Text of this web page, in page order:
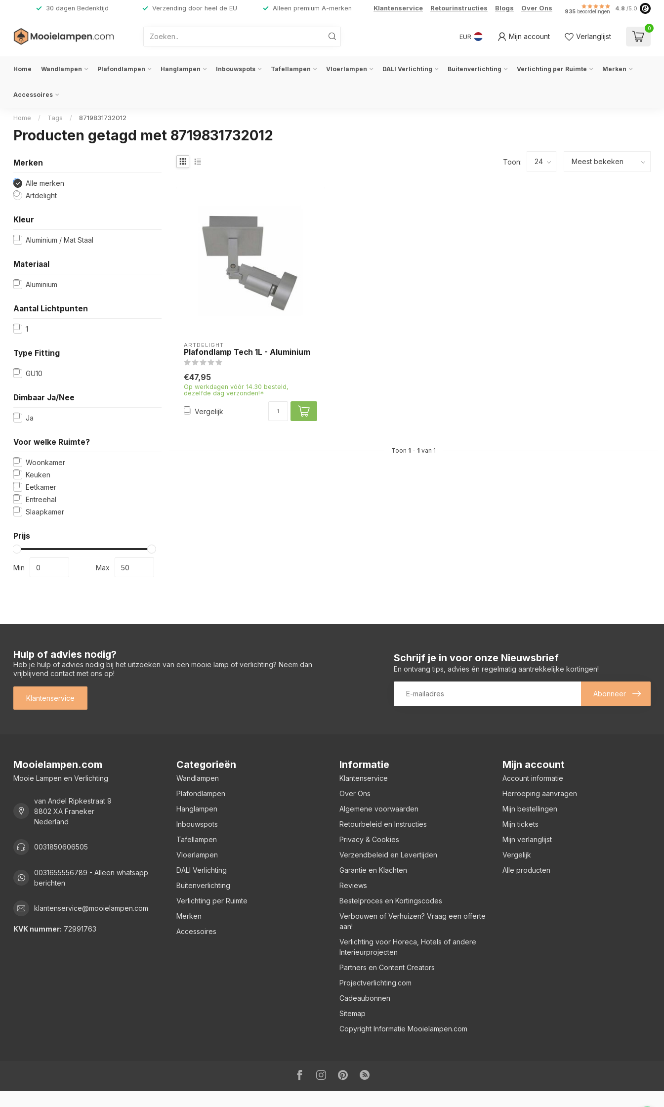
30 dagen Bedenktijd Verzending door heel de EU Alleen premium A-merken Klantenservice Retourinstructies Blogs Over Ons 935 beoordelingen 4.8 /5.0
EUR Mijn account Verlanglijst
0
Home Wandlampen Plafondlampen Hanglampen Inbouwspots Tafellampen Vloerlampen DALI Verlichting Buitenverlichting Verlichting per Ruimte Merken
Accessoires
Home / Tags / 8719831732012
Producten getagd met 8719831732012
Merken
Alle merken
Artdelight
Kleur
Aluminium / Mat Staal
Materiaal
Aluminium
Aantal Lichtpunten
1
Type Fitting
GU10
Dimbaar Ja/Nee
Ja
Voor welke Ruimte?
Woonkamer
Keuken
Eetkamer
Entreehal
Slaapkamer
Prijs
Min Max
Toon:
ARTDELIGHT
Plafondlamp Tech 1L - Aluminium
€47,95
Op werkdagen vóór 14.30 besteld,
dezelfde dag verzonden!*
Vergelijk
Toon 1 - 1 van 1
Hulp of advies nodig?
Heb je hulp of advies nodig bij het uitzoeken van een mooie lamp of verlichting? Neem dan
vrijblijvend contact met ons op!
Klantenservice
Schrijf je in voor onze Nieuwsbrief
En ontvang tips, advies én regelmatig aantrekkelijke kortingen!
Abonneer
Mooielampen.com
Mooie Lampen en Verlichting
van Andel Ripkestraat 9
8802 XA Franeker
Nederland
0031850606505
0031655556789 - Alleen whatsapp
berichten
klantenservice@mooielampen.com
KVK nummer: 72991763
Categorieën
Wandlampen
Plafondlampen
Hanglampen
Inbouwspots
Tafellampen
Vloerlampen
DALI Verlichting
Buitenverlichting
Verlichting per Ruimte
Merken
Accessoires
Informatie
Klantenservice
Over Ons
Algemene voorwaarden
Retourbeleid en Instructies
Privacy & Cookies
Verzendbeleid en Levertijden
Garantie en Klachten
Reviews
Bestelproces en Kortingscodes
Verbouwen of Verhuizen? Vraag een offerte
aan!
Verlichting voor Horeca, Hotels of andere
Interieurprojecten
Partners en Content Creators
Projectverlichting.com
Cadeaubonnen
Sitemap
Copyright Informatie Mooielampen.com
Mijn account
Account informatie
Herroeping aanvragen
Mijn bestellingen
Mijn tickets
Mijn verlanglijst
Vergelijk
Alle producten